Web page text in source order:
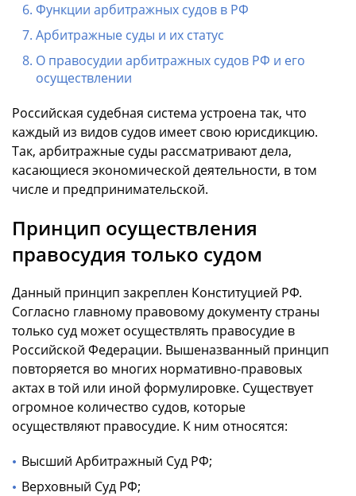
Функции арбитражных судов в РФ
Арбитражные суды и их статус
О правосудии арбитражных судов РФ и его
осуществлении
Российская судебная система устроена так, что
каждый из видов судов имеет свою юрисдикцию.
Так, арбитражные суды рассматривают дела,
касающиеся экономической деятельности, в том
числе и предпринимательской.
Принцип осуществления
правосудия только судом
Данный принцип закреплен Конституцией РФ.
Согласно главному правовому документу страны
только суд может осуществлять правосудие в
Российской Федерации. Вышеназванный принцип
повторяется во многих нормативно-правовых
актах в той или иной формулировке. Существует
огромное количество судов, которые
осуществляют правосудие. К ним относятся:
Высший Арбитражный Суд РФ;
Верховный Суд РФ;